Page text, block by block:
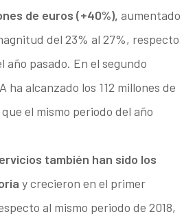
de euros (+40%), aumentado
del 23% al 27%, respecto
año pasado. En el segundo
ha alcanzado los 112 millones de
el mismo periodo del año
también han sido los
y crecieron en el primer
al mismo periodo de 2018,